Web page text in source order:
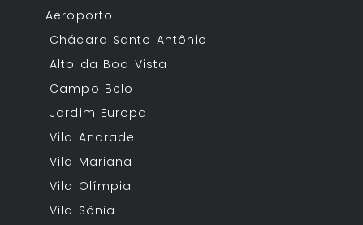
Aeroporto
Chácara Santo Antônio
Alto da Boa Vista
Campo Belo
Jardim Europa
Vila Andrade
Vila Mariana
Vila Olímpia
Vila Sônia